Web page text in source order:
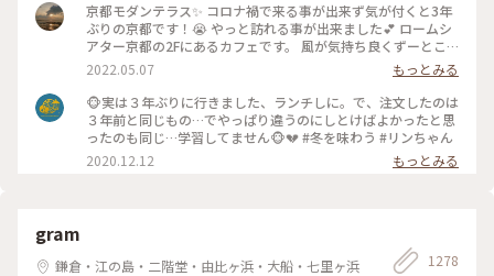
京都モダンテラス✨ コロナ禍で来る事が出来ず気が付くと3年
ぶりの京都です！😭 やっと訪れる事が出来ました💕 ロームシ
アター京都の2Fにあるカフェです。 風が気持ち良くずーとこ
こで時間を過ごしていたいカフェです🥰 スズメが残したケー
キのくずを食べにテーブルの上にやってきてました😆 #Myこ
とりっぷ #春風さんぽ
2022.05.07
もっとみる
🐵実は３年ぶりに行きました、ランチしに。で、注文したのは
３年前と同じもの…でやっぱり違うのにしとけばよかったと思
ったのも同じ…学習してません🐵💔 #冬を味わう #リンちゃん
2020.12.12
もっとみる
gram
鎌倉・江の島・二階堂・由比ヶ浜・大船・七里ヶ浜
1278